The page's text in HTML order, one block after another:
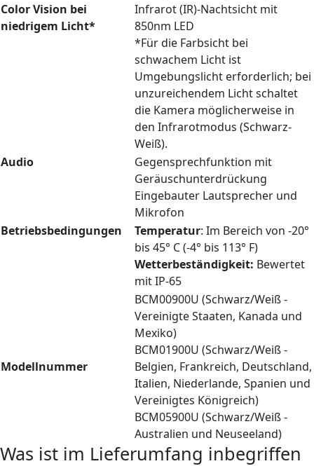
Color Vision bei
niedrigem Licht*
Infrarot (IR)-Nachtsicht mit
850nm LED
*Für die Farbsicht bei
schwachem Licht ist
Umgebungslicht erforderlich; bei
unzureichendem Licht schaltet
die Kamera möglicherweise in
den Infrarotmodus (Schwarz-
Weiß).
Audio
Gegensprechfunktion mit
Geräuschunterdrückung
Eingebauter Lautsprecher und
Mikrofon
Betriebsbedingungen
Temperatur: Im Bereich von -20°
bis 45° C (-4° bis 113° F)
Wetterbeständigkeit: Bewertet
mit IP-65
Modellnummer
BCM00900U (Schwarz/Weiß -
Vereinigte Staaten, Kanada und
Mexiko)
BCM01900U (Schwarz/Weiß -
Belgien, Frankreich, Deutschland,
Italien, Niederlande, Spanien und
Vereinigtes Königreich)
BCM05900U (Schwarz/Weiß -
Australien und Neuseeland)
Was ist im Lieferumfang inbegriffen